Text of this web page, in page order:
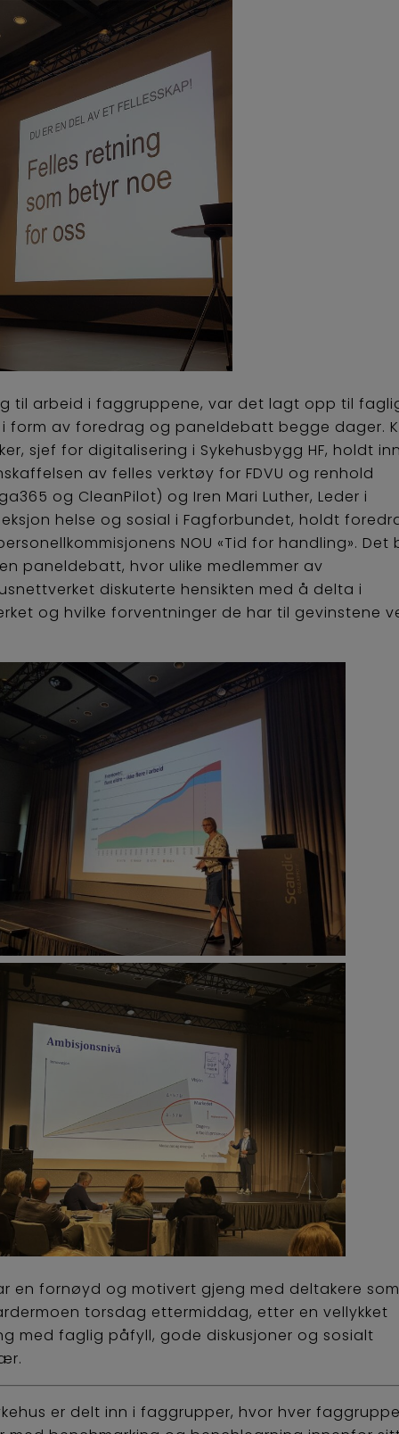
til arbeid i faggruppene, var det lagt opp til
form av foredrag og paneldebatt begge dager.
sjef for digitalisering i Sykehusbygg HF, holdt
av felles verktøy for FDVU og renhold
og CleanPilot) og Iren Mari Luther, Leder i
helse og sosial i Fagforbundet, holdt
NOU «Tid for handling». Det
paneldebatt, hvor ulike medlemmer av
diskuterte hensikten med å delta i
og hvilke forventninger de har til gevinstene
en fornøyd og motivert gjeng med deltakere
torsdag ettermiddag, etter en vellykket
med faglig påfyll, gode diskusjoner og sosialt
er delt inn i faggrupper, hvor hver